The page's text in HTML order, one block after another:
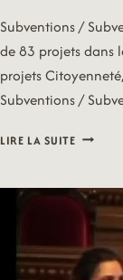
Subventions /
de 83 projets dans
projets
Subventions /
LIRE LA SUITE21/10/04
DE
VILLE